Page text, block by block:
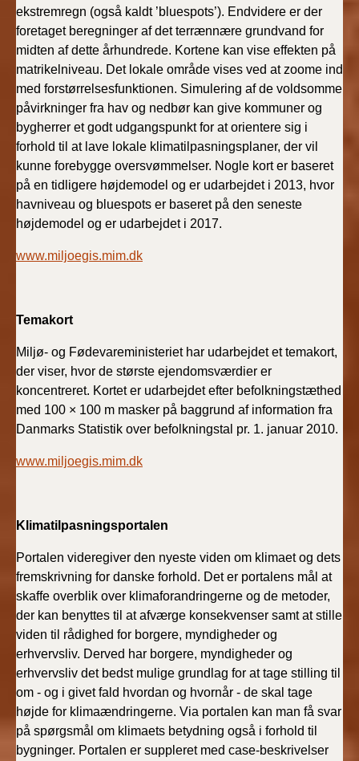
ekstremregn (også kaldt ’bluespots’). Endvidere er der
foretaget beregninger af det terrænnære grundvand for
midten af dette århundrede. Kortene kan vise effekten på
matrikelniveau. Det lokale område vises ved at zoome ind
med forstørrelsesfunktionen. Simulering af de voldsomme
påvirkninger fra hav og nedbør kan give kommuner og
bygherrer et godt udgangspunkt for at orientere sig i
forhold til at lave lokale klimatilpasningsplaner, der vil
kunne forebygge oversvømmelser. Nogle kort er baseret
på en tidligere højdemodel og er udarbejdet i 2013, hvor
havniveau og bluespots er baseret på den seneste
højdemodel og er udarbejdet i 2017.
www.miljoegis.mim.dk
Temakort
Miljø- og Fødevareministeriet har udarbejdet et temakort,
der viser, hvor de største ejendomsværdier er
koncentreret. Kortet er udarbejdet efter befolkningstæthed
med 100 × 100 m masker på baggrund af information fra
Danmarks Statistik over befolkningstal pr. 1. januar 2010.
www.miljoegis.mim.dk
Klimatilpasningsportalen
Portalen videregiver den nyeste viden om klimaet og dets
fremskrivning for danske forhold. Det er portalens mål at
skaffe overblik over klimaforandringerne og de metoder,
der kan benyttes til at afværge konsekvenser samt at stille
viden til rådighed for borgere, myndigheder og
erhvervsliv. Derved har borgere, myndigheder og
erhvervsliv det bedst mulige grundlag for at tage stilling til
om - og i givet fald hvordan og hvornår - de skal tage
højde for klimaændringerne. Via portalen kan man få svar
på spørgsmål om klimaets betydning også i forhold til
bygninger. Portalen er suppleret med case-beskrivelser